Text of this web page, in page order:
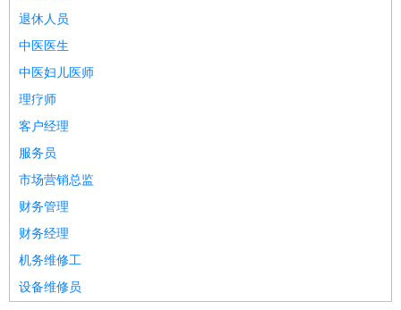
退休人员
中医医生
中医妇儿医师
理疗师
客户经理
服务员
市场营销总监
财务管理
财务经理
机务维修工
设备维修员